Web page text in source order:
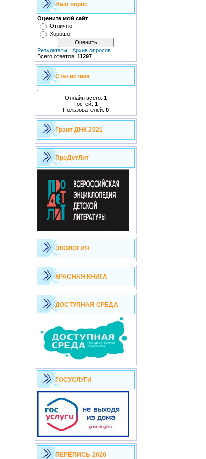
Наш опрос
Оцените мой сайт
Отлично
Хорошо
Результаты| Архив опросов
Всего ответов: 11297
Статистика
Онлайн всего: 1
Гостей: 1
Пользователей: 0
Грант ДНК 2021
ПроДетЛит
ЭКОЛОГИЯ
КРАСНАЯ КНИГА
ДОСТУПНАЯ СРЕДА
ГОСУСЛУГИ
ПЕРЕПИСЬ 2020